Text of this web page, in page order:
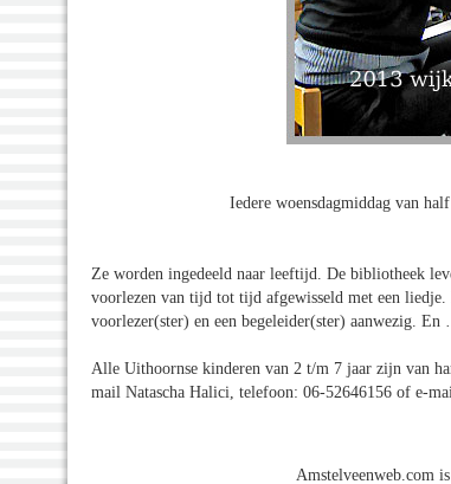
Iedere woensdagmiddag van
Ze worden ingedeeld naar leeftijd. De bibliotheek
voorlezen van tijd tot tijd afgewisseld met een
voorlezer(ster) en een begeleider(ster) aanwezig.
Alle Uithoornse kinderen van 2 t/m 7 jaar zijn van
mail Natascha Halici, telefoon: 06-52646156 of e-
Amstelveenweb.com